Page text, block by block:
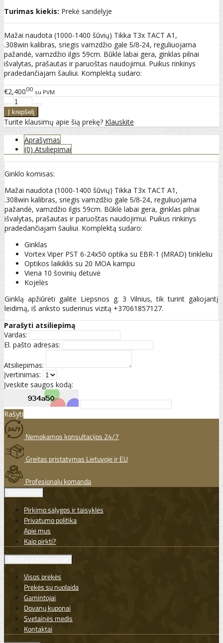
Turimas kiekis: Prekė sandėlyje
Mažai naudota (1000-1400 šūvių) Tikka T3x TACT A1,
.308win kalibras, sriegis vamzdžio gale 5/8-24, reguliuojama
pažandė, vamzdžio ilgis 59cm. Būklė labai gera, ginklas pilnai
išvalytas, prašautas ir paruoštas naudojimui. Puikus rinkinys
pradedančiajam šauliui. Komplektą sudaro:
€2,40000 su PVM
Turite klausimų apie šią prekę? Klauskite
Aprašymas
(0) Atsiliepimai
Ginklo komisas:
Mažai naudota (1000-1400 šūvių) Tikka T3x TACT A1,
.308win kalibras, sriegis vamzdžio gale 5/8-24, reguliuojama
pažandė, vamzdžio ilgis 59cm. Būklė labai gera, ginklas pilnai
išvalytas, prašautas ir paruoštas naudojimui. Puikus rinkinys
pradedančiajam šauliui. Komplektą sudaro:
Ginklas
Vortex Viper PST 6-24x50 optika su EBR-1 (MRAD) tinkleliu
Optikos laikiklis su 20 MOA kampu
Viena 10 šovinių dėtuvė
Kojelės
Ginklą apžiūrėti galite Liepsnos g. 3 Vilnius, tik turint galiojantį
leidimą, iš anksto suderinus vizitą +37061857127.
Parašyti atsiliepimą
Vardas:
El. pašto adresas:
Atsiliepimas:
Įvertinimas:
Įveskite saugos kodą:
Rašyti
Nemokamos konsultacijos 24/7
Greitas pristatymas Lietuvoje ir EU
Profesionalų komanda
Pirkimo sąlygos ir taisyklės
Privatumo politika
Apie mus
Kaip pirkti?
Visos prekės
Prekės su nuolaida
Gamintojai
Dovanų kuponai
Svetainės medis
Kontaktai